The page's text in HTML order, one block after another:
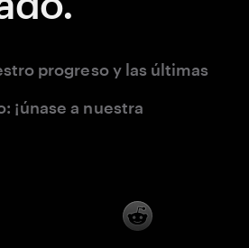
progreso y las últimas
¡únase a nuestra